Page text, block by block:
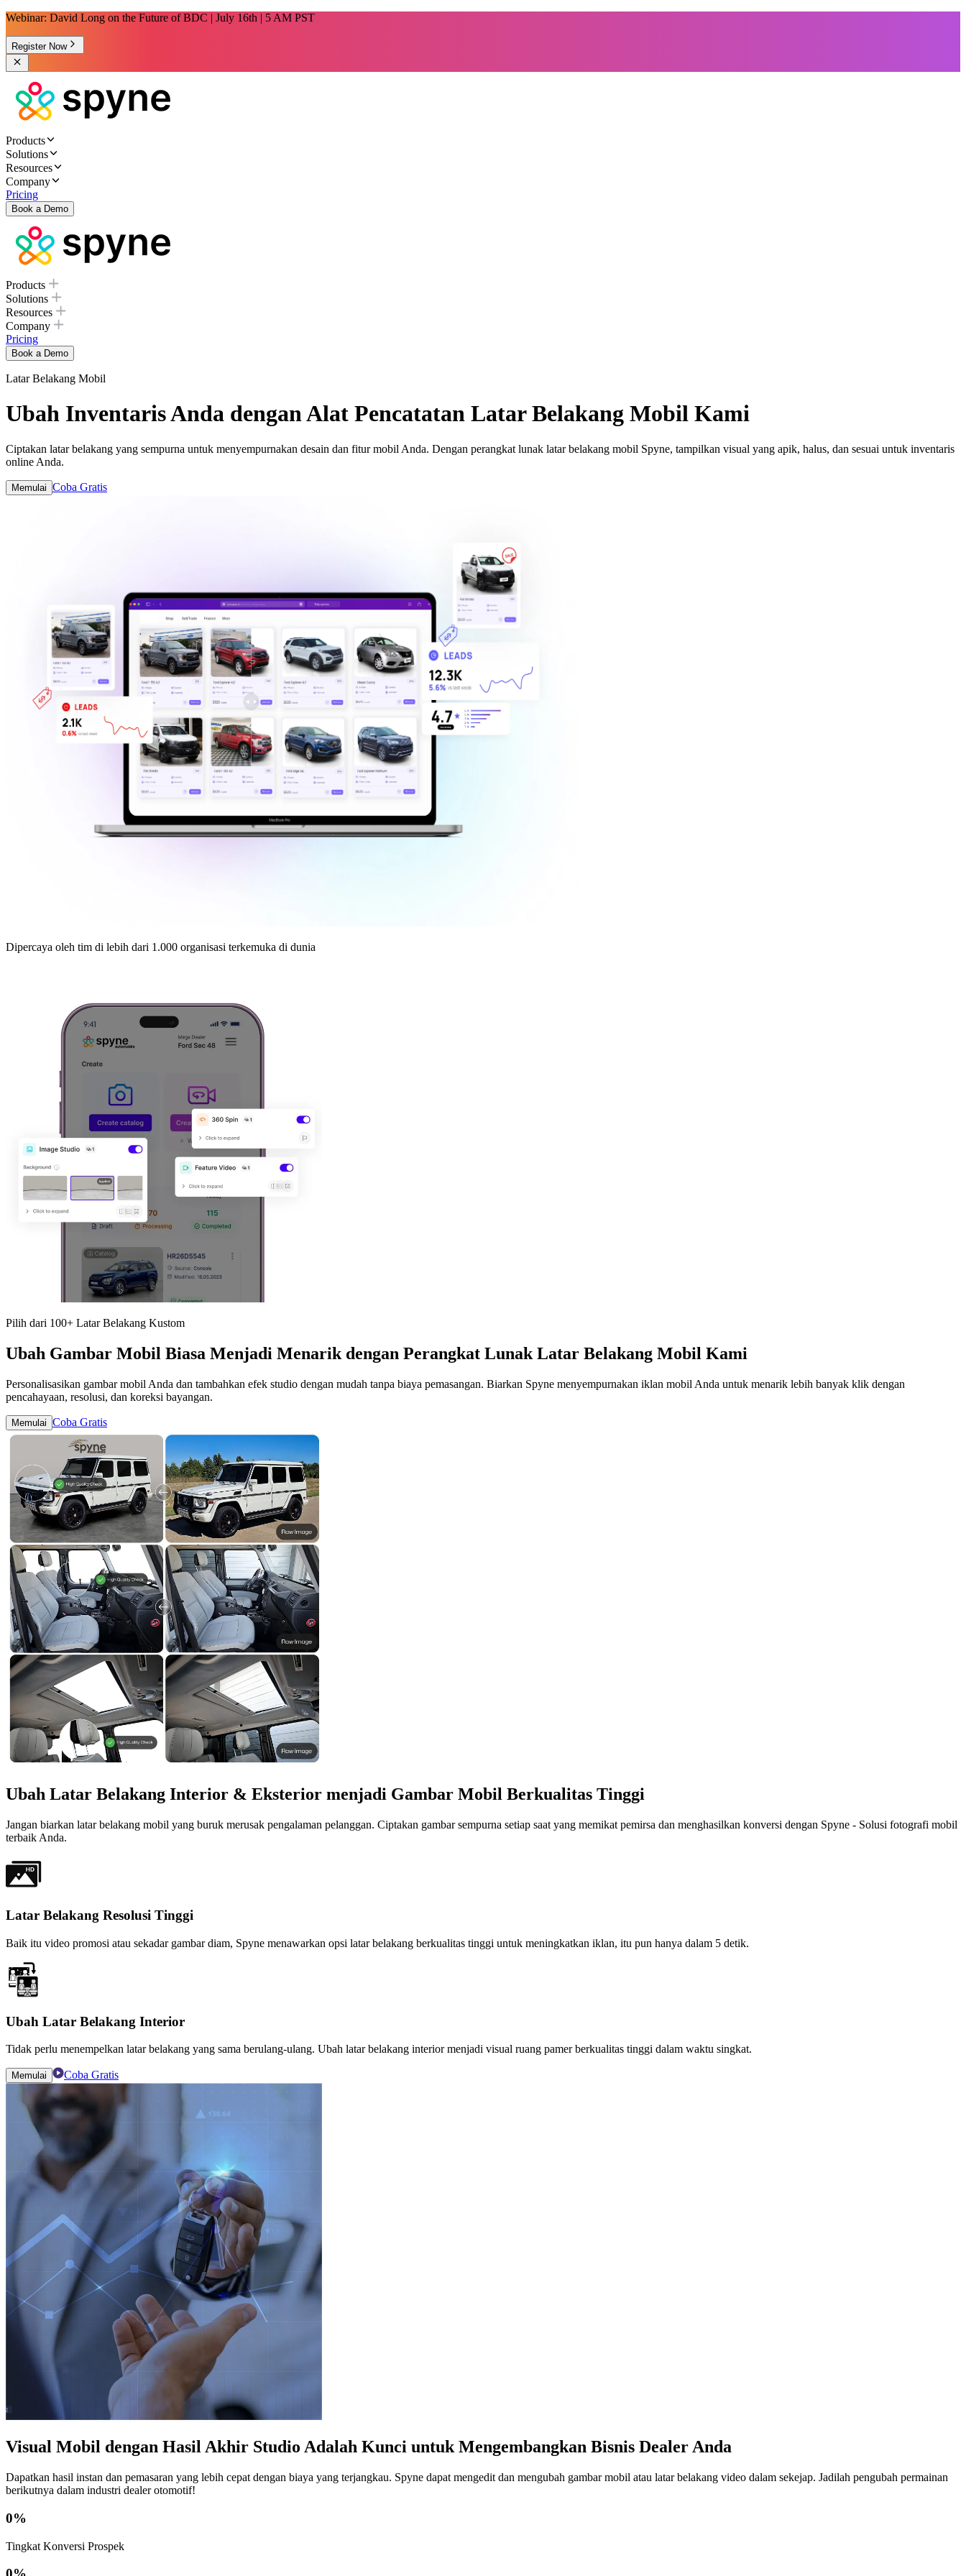
Webinar: David Long on the Future of BDC | July 16th | 5 AM PST
Register Now
Products
Solutions
Resources
Company
Pricing
Book a Demo
Products
Solutions
Resources
Company
Pricing
Book a Demo
Latar Belakang Mobil
Ubah Inventaris Anda dengan Alat Pencatatan Latar Belakang Mobil Kami
Ciptakan latar belakang yang sempurna untuk menyempurnakan desain dan fitur mobil Anda. Dengan perangkat lunak latar belakang mobil Spyne, tampilkan visual yang apik, halus, dan sesuai untuk inventaris
online Anda.
Memulai Coba Gratis
Dipercaya oleh tim di lebih dari 1.000 organisasi terkemuka di dunia
Pilih dari 100+ Latar Belakang Kustom
Ubah Gambar Mobil Biasa Menjadi Menarik dengan Perangkat Lunak Latar Belakang Mobil Kami
Personalisasikan gambar mobil Anda dan tambahkan efek studio dengan mudah tanpa biaya pemasangan. Biarkan Spyne menyempurnakan iklan mobil Anda untuk menarik lebih banyak klik dengan
pencahayaan, resolusi, dan koreksi bayangan.
Memulai Coba Gratis
Ubah Latar Belakang Interior & Eksterior menjadi Gambar Mobil Berkualitas Tinggi
Jangan biarkan latar belakang mobil yang buruk merusak pengalaman pelanggan. Ciptakan gambar sempurna setiap saat yang memikat pemirsa dan menghasilkan konversi dengan Spyne - Solusi fotografi mobil
terbaik Anda.
Latar Belakang Resolusi Tinggi
Baik itu video promosi atau sekadar gambar diam, Spyne menawarkan opsi latar belakang berkualitas tinggi untuk meningkatkan iklan, itu pun hanya dalam 5 detik.
Ubah Latar Belakang Interior
Tidak perlu menempelkan latar belakang yang sama berulang-ulang. Ubah latar belakang interior menjadi visual ruang pamer berkualitas tinggi dalam waktu singkat.
Memulai Coba Gratis
Visual Mobil dengan Hasil Akhir Studio Adalah Kunci untuk Mengembangkan Bisnis Dealer Anda
Dapatkan hasil instan dan pemasaran yang lebih cepat dengan biaya yang terjangkau. Spyne dapat mengedit dan mengubah gambar mobil atau latar belakang video dalam sekejap. Jadilah pengubah permainan
berikutnya dalam industri dealer otomotif!
0%
Tingkat Konversi Prospek